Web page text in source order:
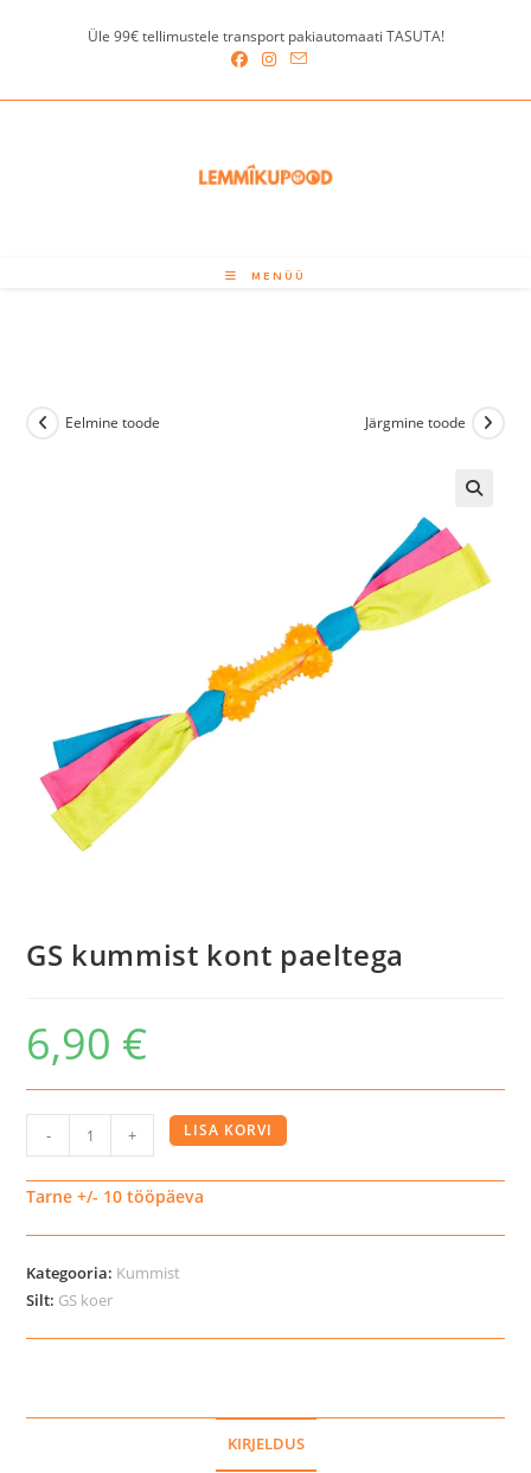
Üle 99€ tellimustele transport pakiautomaati TASUTA!
MENÜÜ
Eelmine toode Järgmine toode
GS kummist kont paeltega
6,90 €
kummist
kont
- + LISA KORVI
Tarne +/- 10 tööpäeva
Kategooria: Kummist
Silt: GS koer
KIRJELDUS